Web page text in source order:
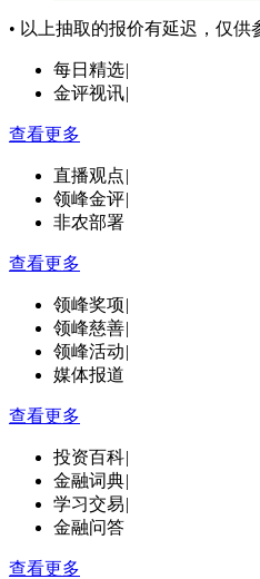
• 以上抽取的报价有延迟，仅供
每日精选|
金评视讯|
查看更多
直播观点|
领峰金评|
非农部署
查看更多
领峰奖项|
领峰慈善|
领峰活动|
媒体报道
查看更多
投资百科|
金融词典|
学习交易|
金融问答
查看更多